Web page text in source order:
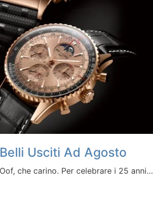
Usciti Ad Agosto
che carino. Per celebrare i 25 anni…